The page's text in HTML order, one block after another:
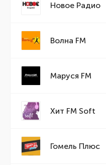
Новое Радио
Волна FM
Маруся FM
Хит FM Soft
Гомель Плюс